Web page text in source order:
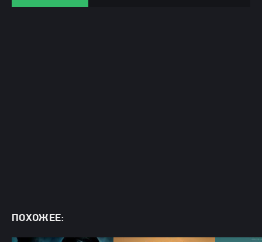
ПОХОЖЕЕ: